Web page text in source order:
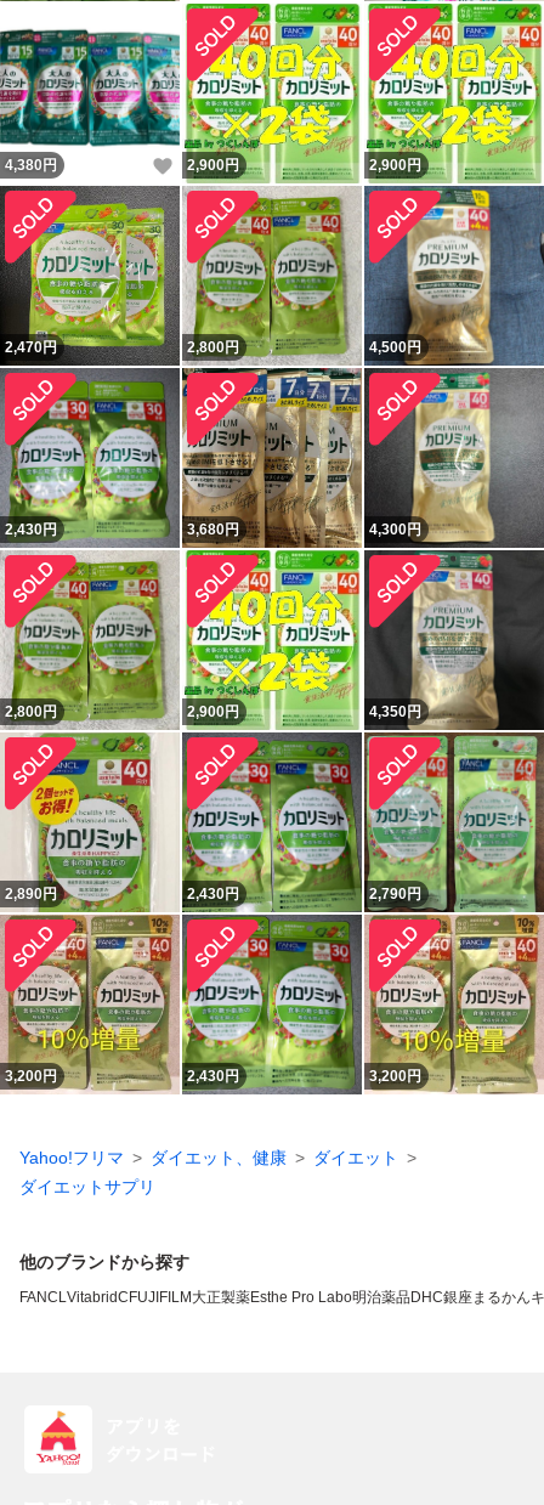
4,380 円 いいね！
2,900円 2,900円
2,470円 2,800円 4,500円
2,430円 3,680円 4,300円
2,800円 2,900円 4,350円
2,890円 2,430円 2,790円
3,200円 2,430円 3,200円
Yahoo!フリマ ダイエット、健康
ダイエット
ダイエットサプリ
他のブランドから探す
FANCLVitabridC FUJIFILM 大正製薬Esthe Pro Labo明治薬品DHC銀座まるかん